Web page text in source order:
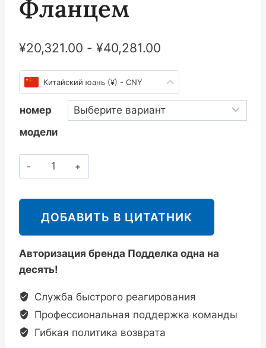
Фланцем
¥20,321.00 - ¥40,281.00
Китайский юань (¥) - CNY
номер
модели
派
Spirax
DP27/DP27LC
导
型
隔
膜
ДОБАВИТЬ В ЦИТАТНИК
Авторизация бренда Подделка одна на
десять!
Служба быстрого реагирования
Профессиональная поддержка команды
Гибкая политика возврата